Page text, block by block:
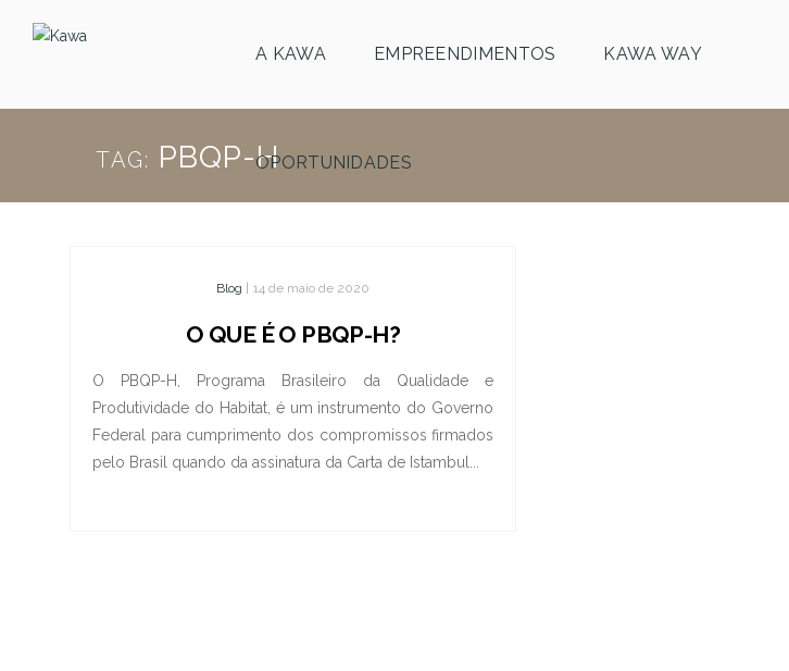
A KAWA EMPREENDIMENTOS KAWA WAY
OPORTUNIDADES
TAG: PBQP-H
Blog 14 de maio de 2020
O QUE É O PBQP-H?
O PBQP-H, Programa Brasileiro da Qualidade e
Produtividade do Habitat, é um instrumento do Governo
Federal para cumprimento dos compromissos firmados
pelo Brasil quando da assinatura da Carta de Istambul...